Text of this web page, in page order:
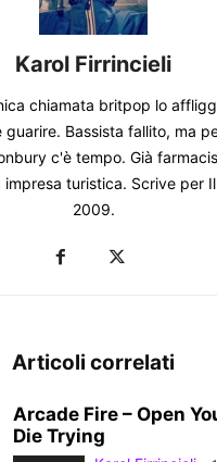
Karol Firrincieli
chiamata britpop lo
Bassista fallito, ma
c'è tempo. Già
impresa turistica. Scrive per
2009.
Articoli correlati
Arcade Fire – Open
Die Trying